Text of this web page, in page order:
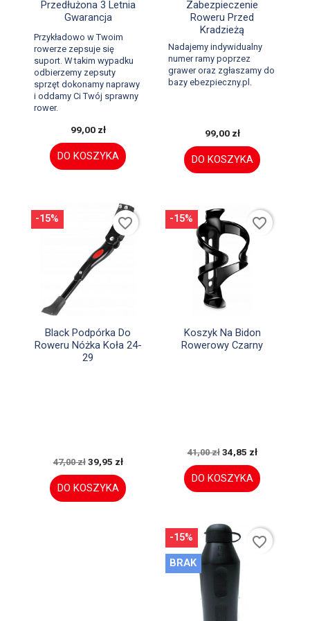
Szybki podgląd
Przedłużona 3 Letnia
Gwarancja
Przykładowo w Twoim
rowerze zepsuje się
suport. W takim wypadku
odbierzemy zepsuty
sprzęt dokonamy naprawy
i oddamy Ci Twój sprawny
rower.
99,00 zł
DO KOSZYKA
Szybki podgląd
Zabezpieczenie
Roweru Przed
Kradzieżą
Nadajemy indywidualny
numer ramy poprzez
grawer oraz zgłaszamy do
bazy ebezpieczny.pl.
99,00 zł
DO KOSZYKA
Szybki podgląd
Black Podpórka Do
Roweru Nóżka Koła 24-
29
47,00 zł 39,95 zł
DO KOSZYKA
-15% favorite_border
Szybki podgląd
Koszyk Na Bidon
Rowerowy Czarny
41,00 zł 34,85 zł
DO KOSZYKA
-15% favorite_border
-15%
BRAK
favorite_border